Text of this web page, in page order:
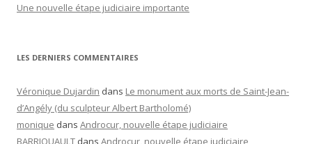
Une nouvelle étape judiciaire importante
LES DERNIERS COMMENTAIRES
Véronique Dujardin dans Le monument aux morts de Saint-Jean-
d’Angély (du sculpteur Albert Bartholomé)
monique dans Androcur, nouvelle étape judiciaire
BARRIQUAULT dans Androcur, nouvelle étape judiciaire